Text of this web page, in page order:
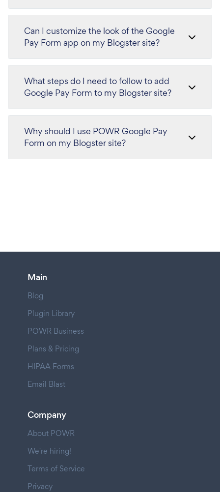
Can I customize the look of the Google
Pay Form app on my Blogster site?
What steps do I need to follow to add
Google Pay Form to my Blogster site?
Why should I use POWR Google Pay
Form on my Blogster site?
Main
Blog
Plugin Library
POWR Business
Plans & Pricing
HIPAA Forms
Email Blast
Company
About POWR
We're hiring!
Terms of Service
Privacy